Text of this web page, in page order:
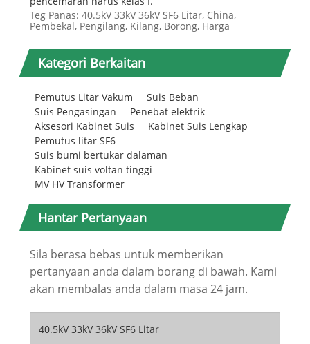
Teg Panas: 40.5kV 33kV 36kV SF6 Litar, China,
Pembekal, Pengilang, Kilang, Borong, Harga
Kategori Berkaitan
Pemutus Litar Vakum
Suis Beban
Suis Pengasingan
Penebat elektrik
Aksesori Kabinet Suis
Kabinet Suis Lengkap
Pemutus litar SF6
Suis bumi bertukar dalaman
Kabinet suis voltan tinggi
MV HV Transformer
Hantar Pertanyaan
Sila berasa bebas untuk memberikan
pertanyaan anda dalam borang di bawah. Kami
akan membalas anda dalam masa 24 jam.